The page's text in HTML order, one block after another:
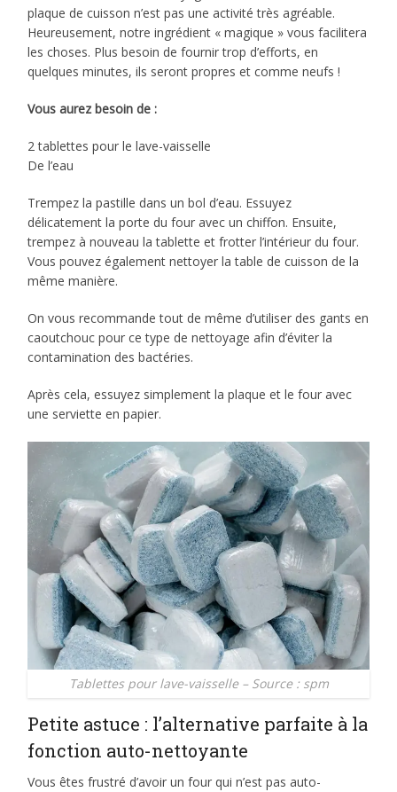
plaque de cuisson n’est pas une activité très agréable.
Heureusement, notre ingrédient « magique » vous facilitera
les choses. Plus besoin de fournir trop d’efforts, en
quelques minutes, ils seront propres et comme neufs !
Vous aurez besoin de :
2 tablettes pour le lave-vaisselle
De l’eau
Trempez la pastille dans un bol d’eau. Essuyez
délicatement la porte du four avec un chiffon. Ensuite,
trempez à nouveau la tablette et frotter l’intérieur du four.
Vous pouvez également nettoyer la table de cuisson de la
même manière.
On vous recommande tout de même d’utiliser des gants en
caoutchouc pour ce type de nettoyage afin d’éviter la
contamination des bactéries.
Après cela, essuyez simplement la plaque et le four avec
une serviette en papier.
Tablettes pour lave-vaisselle – Source : spm
Petite astuce : l’alternative parfaite à la
fonction auto-nettoyante
Vous êtes frustré d’avoir un four qui n’est pas auto-